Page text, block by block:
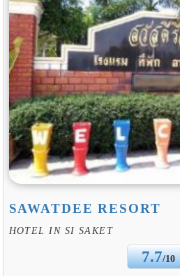
SAWATDEE RESORT
HOTEL IN SI SAKET
7.7/10